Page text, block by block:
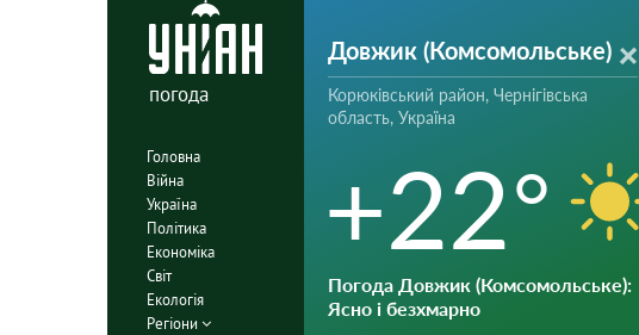
погода
Головна
Війна
Україна
Політика
Економіка
Світ
Екологія
Регіони
Довжик (Комсомольське)
Корюківський район, Чернігівська
область, Україна
+22°
Погода Довжик (Комсомольське):
Ясно і безхмарно